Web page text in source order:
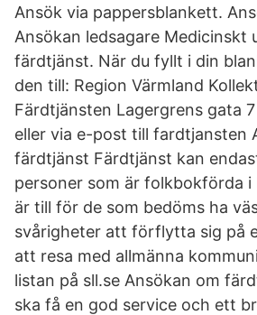
Ansök via pappersblankett.
Ansökan ledsagare Medicinskt
färdtjänst. När du fyllt i din
den till: Region Värmland
Färdtjänsten Lagergrens gata
eller via e-post till fardtjansten
färdtjänst Färdtjänst kan
personer som är folkbokförda i
är till för de som bedöms ha
svårigheter att förflytta sig på
att resa med allmänna
listan på sll.se Ansökan om
ska få en god service och ett